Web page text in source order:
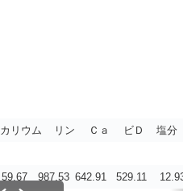
カリウム リン Ｃａ ビＤ 塩分
59.67 987.53 642.91 529.11
12.93